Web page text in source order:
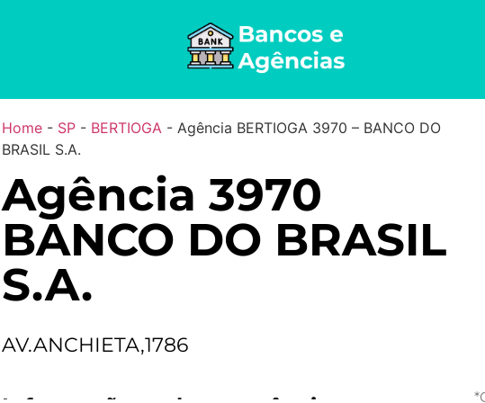
Home- SP- BERTIOGA - Agência BERTIOGA 3970 – BANCO DO
BRASIL S.A.
Agência 3970
BANCO DO BRASIL
S.A.
AV.ANCHIETA,1786